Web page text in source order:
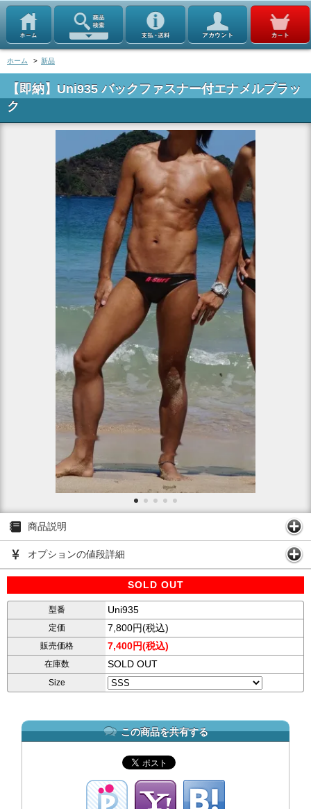
ホーム > 新品
【即納】Uni935 バックファスナー付エナメルブラッ
ク
商品説明
オプションの値段詳細
SOLD OUT
型番 Uni935
定価 7,800円(税込)
販売価格 7,400円(税込)
在庫数 SOLD OUT
Size
この商品を共有する